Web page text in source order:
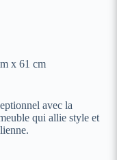
x 61 cm
avec la
qui allie style et